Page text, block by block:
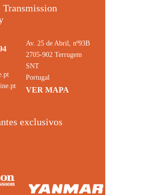
Av. 25 de Abril, nº93B
2705-902 Terrugem
SNT
Portugal
VER MAPA
exclusivos